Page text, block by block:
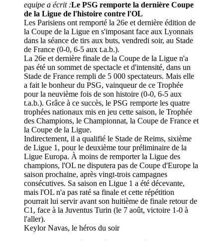
equipe a écrit :Le PSG remporte la dernière Coupe
de la Ligue de l'histoire contre l'OL
Les Parisiens ont remporté la 26e et dernière édition de
la Coupe de la Ligue en s'imposant face aux Lyonnais
dans la séance de tirs aux buts, vendredi soir, au Stade
de France (0-0, 6-5 aux t.a.b.).
La 26e et dernière finale de la Coupe de la Ligue n'a
pas été un sommet de spectacle et d'intensité, dans un
Stade de France rempli de 5 000 spectateurs. Mais elle
a fait le bonheur du PSG, vainqueur de ce Trophée
pour la neuvième fois de son histoire (0-0, 6-5 aux
t.a.b.). Grâce à ce succès, le PSG remporte les quatre
trophées nationaux mis en jeu cette saison, le Trophée
des Champions, le Championnat, la Coupe de France et
la Coupe de la Ligue.
Indirectement, il a qualifié le Stade de Reims, sixième
de Ligue 1, pour le deuxième tour préliminaire de la
Ligue Europa. À moins de remporter la Ligue des
champions, l'OL ne disputera pas de Coupe d'Europe la
saison prochaine, après vingt-trois campagnes
consécutives. Sa saison en Ligue 1 a été décevante,
mais l'OL n'a pas raté sa finale et cette répétition
pourrait lui servir avant son huitième de finale retour de
C1, face à la Juventus Turin (le 7 août, victoire 1-0 à
l'aller).
Keylor Navas, le héros du soir